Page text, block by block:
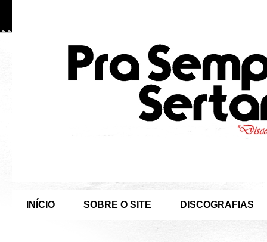
INÍCIO SOBRE O SITE DISCOGRAFIAS